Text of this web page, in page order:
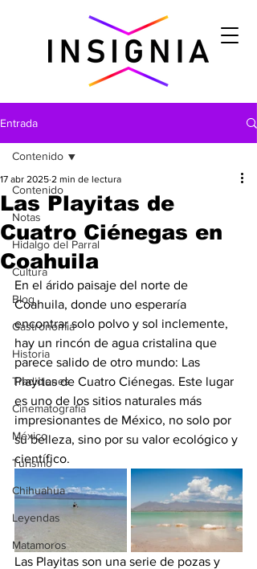
Entrada
Contenido
Notas
Hidalgo del Parral
Cultura
Blog
Gastronomìa
Historia
Tradiciones
Cinematografía
México
Turismo
Chihuahua
Leyendas
Matamoros
Contenido
Las Playitas de
Cuatro Ciénegas en
Coahuila
17 abr 2025 2 min de lectura
En el árido paisaje del norte de
Coahuila, donde uno esperaría
encontrar solo polvo y sol inclemente,
hay un rincón de agua cristalina que
parece salido de otro mundo: Las
Playitas de Cuatro Ciénegas. Este lugar
es uno de los sitios naturales más
impresionantes de México, no solo por
su belleza, sino por su valor ecológico y
científico.
Las Playitas son una serie de pozas y